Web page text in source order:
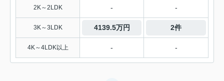
2K～2LDK - -
3K～3LDK 4139.5万円 2件
4K～4LDK以上 - -